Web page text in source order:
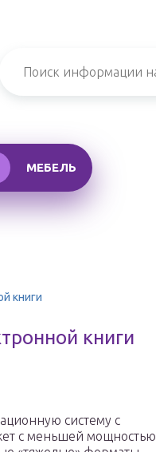
МЕБЕЛЬ
книги
книги
систему с
с меньшей мощностью